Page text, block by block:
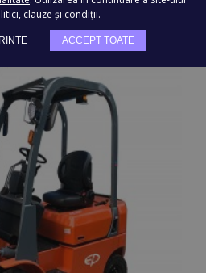
clauze și condiții.
ACCEPT TOATE